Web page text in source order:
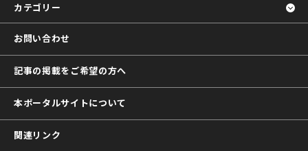
カテゴリー
お問い合わせ
記事の掲載をご希望の方へ
本ポータルサイトについて
関連リンク